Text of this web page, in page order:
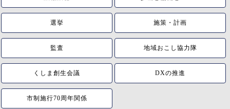
選挙 施策・計画
監査 地域おこし協力隊
くしま創生会議 DXの推進
市制施行70周年関係